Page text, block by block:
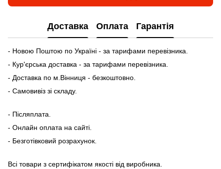
Доставка Оплата Гарантія
- Новою Поштою по Україні - за тарифами перевізника.
- Кур'єрська доставка - за тарифами перевізника.
- Доставка по м.Вінниця - безкоштовно.
- Самовивіз зі складу.
- Післяплата.
- Онлайн оплата на сайті.
- Безготівковий розрахунок.
Всі товари з сертифікатом якості від виробника.